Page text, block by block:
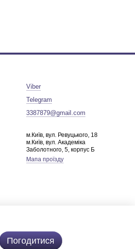
Viber
Telegram
3387879@gmail.com
м.Київ, вул. Ревуцького, 18
м.Київ, вул. Академіка
Заболотного, 5, корпус Б
Мапа проїзду
Погодитися